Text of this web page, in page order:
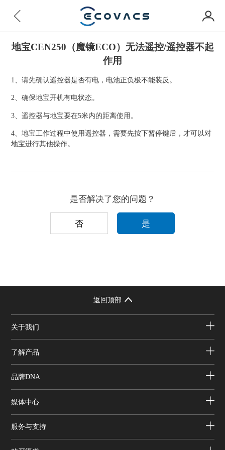
地宝CEN250（魔镜ECO）无法遥控/遥控器不起
作用
1、请先确认遥控器是否有电，电池正负极不能装反。
2、确保地宝开机有电状态。
3、遥控器与地宝要在5米内的距离使用。
4、地宝工作过程中使用遥控器，需要先按下暂停键后，才可以对
地宝进行其他操作。
是否解决了您的问题？
否 是
返回顶部
关于我们
了解产品
品牌DNA
媒体中心
服务与支持